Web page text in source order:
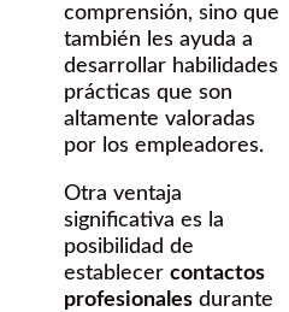
comprensión, sino que
también les ayuda a
desarrollar habilidades
prácticas que son
altamente valoradas
por los empleadores.
Otra ventaja
significativa es la
posibilidad de
establecer contactos
profesionales durante